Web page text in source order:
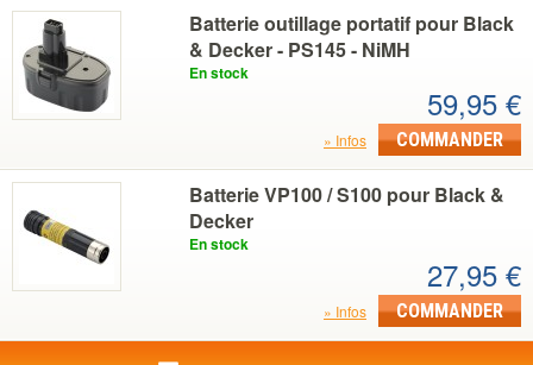
Batterie outillage portatif pour Black
& Decker - PS145 - NiMH
En stock
59,95 €
COMMANDER
Infos
Batterie VP100 / S100 pour Black &
Decker
En stock
27,95 €
COMMANDER
Infos